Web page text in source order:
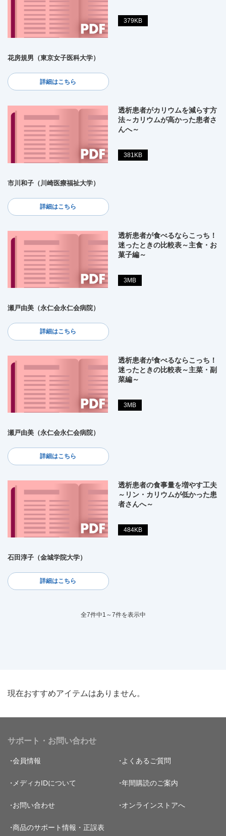
379KB
花房規男（東京女子医科大学）
詳細はこちら
透析患者がカリウムを減らす方
法～カリウムが高かった患者さ
んへ～
381KB
市川和子（川崎医療福祉大学）
詳細はこちら
透析患者が食べるならこっち！
迷ったときの比較表～主食・お
菓子編～
3MB
瀬戸由美（永仁会永仁会病院）
詳細はこちら
透析患者が食べるならこっち！
迷ったときの比較表～主菜・副
菜編～
3MB
瀬戸由美（永仁会永仁会病院）
詳細はこちら
透析患者の食事量を増やす工夫
～リン・カリウムが低かった患
者さんへ～
484KB
石田淳子（金城学院大学）
詳細はこちら
全7件中1～7件を表示中
現在おすすめアイテムはありません。
サポート・お問い合わせ
会員情報 よくあるご質問
メディカIDについて 年間購読のご案内
お問い合わせ オンラインストアへ
商品のサポート情報・正誤表